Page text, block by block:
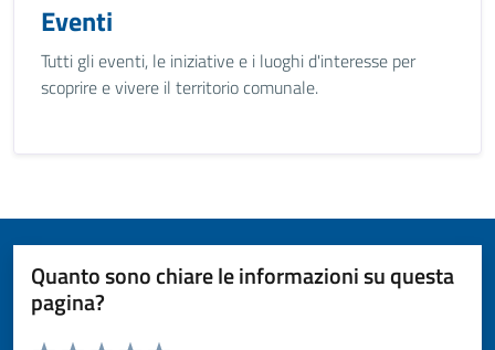
Eventi
Tutti gli eventi, le iniziative e i luoghi d'interesse per
scoprire e vivere il territorio comunale.
Quanto sono chiare le informazioni su questa
pagina?